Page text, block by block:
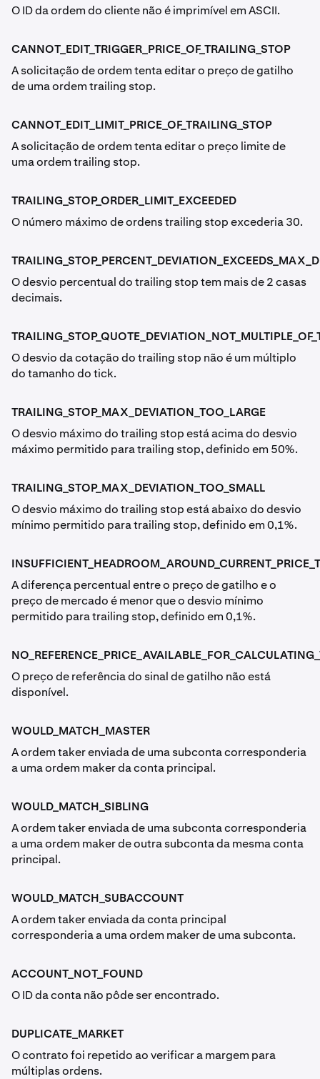
O ID da ordem do cliente não é imprimível em ASCII.
CANNOT_EDIT_TRIGGER_PRICE_OF_TRAILING_STOP
A solicitação de ordem tenta editar o preço de gatilho
de uma ordem trailing stop.
CANNOT_EDIT_LIMIT_PRICE_OF_TRAILING_STOP
A solicitação de ordem tenta editar o preço limite de
uma ordem trailing stop.
TRAILING_STOP_ORDER_LIMIT_EXCEEDED
O número máximo de ordens trailing stop excederia 30.
O desvio percentual do trailing stop tem mais de 2 casas
decimais.
O desvio da cotação do trailing stop não é um múltiplo
do tamanho do tick.
TRAILING_STOP_MAX_DEVIATION_TOO_LARGE
O desvio máximo do trailing stop está acima do desvio
máximo permitido para trailing stop, definido em 50%.
TRAILING_STOP_MAX_DEVIATION_TOO_SMALL
O desvio máximo do trailing stop está abaixo do desvio
mínimo permitido para trailing stop, definido em 0,1%.
A diferença percentual entre o preço de gatilho e o
preço de mercado é menor que o desvio mínimo
permitido para trailing stop, definido em 0,1%.
O preço de referência do sinal de gatilho não está
disponível.
WOULD_MATCH_MASTER
A ordem taker enviada de uma subconta corresponderia
a uma ordem maker da conta principal.
WOULD_MATCH_SIBLING
A ordem taker enviada de uma subconta corresponderia
a uma ordem maker de outra subconta da mesma conta
principal.
WOULD_MATCH_SUBACCOUNT
A ordem taker enviada da conta principal
corresponderia a uma ordem maker de uma subconta.
ACCOUNT_NOT_FOUND
O ID da conta não pôde ser encontrado.
DUPLICATE_MARKET
O contrato foi repetido ao verificar a margem para
múltiplas ordens.